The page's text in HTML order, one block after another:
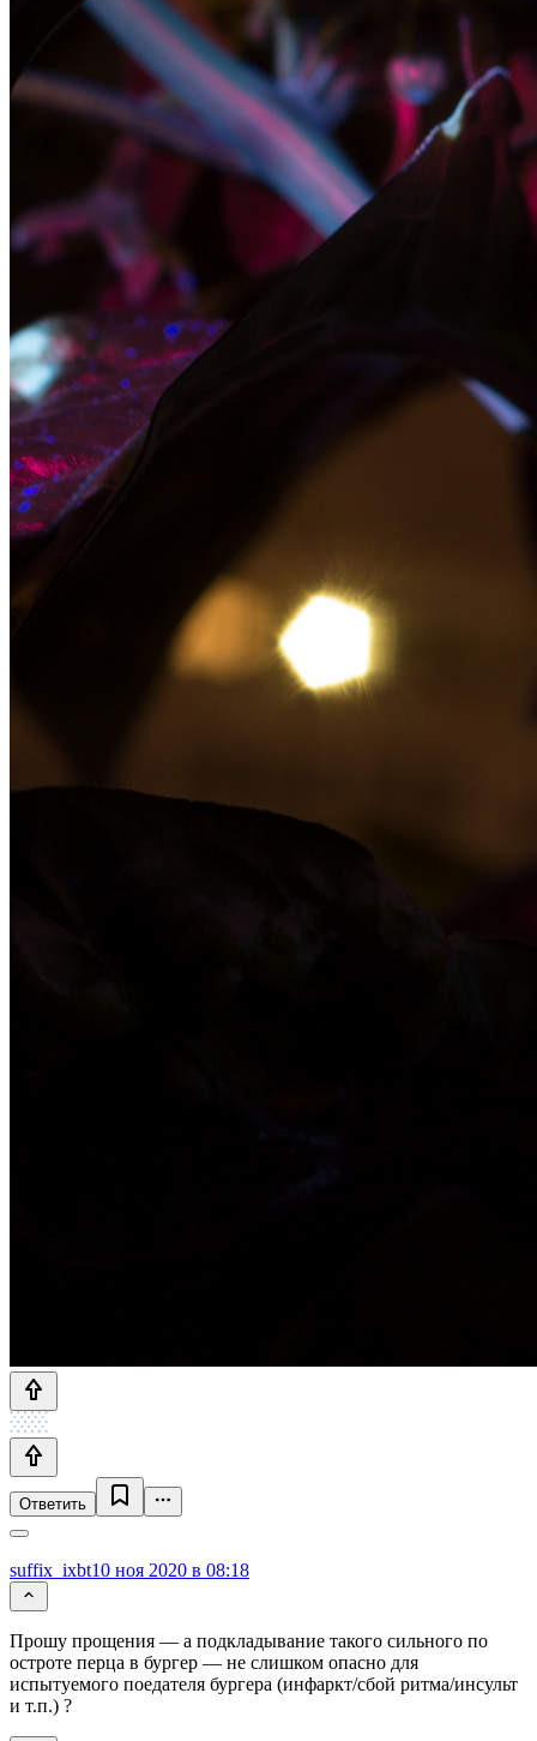
Ответить
suffix_ixbt10 ноя 2020 в 08:18
Прошу прощения — а подкладывание такого сильного по
остроте перца в бургер — не слишком опасно для
испытуемого поедателя бургера (инфаркт/сбой ритма/инсульт
и т.п.) ?